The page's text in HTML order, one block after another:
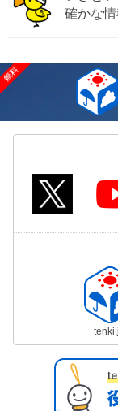
確かな